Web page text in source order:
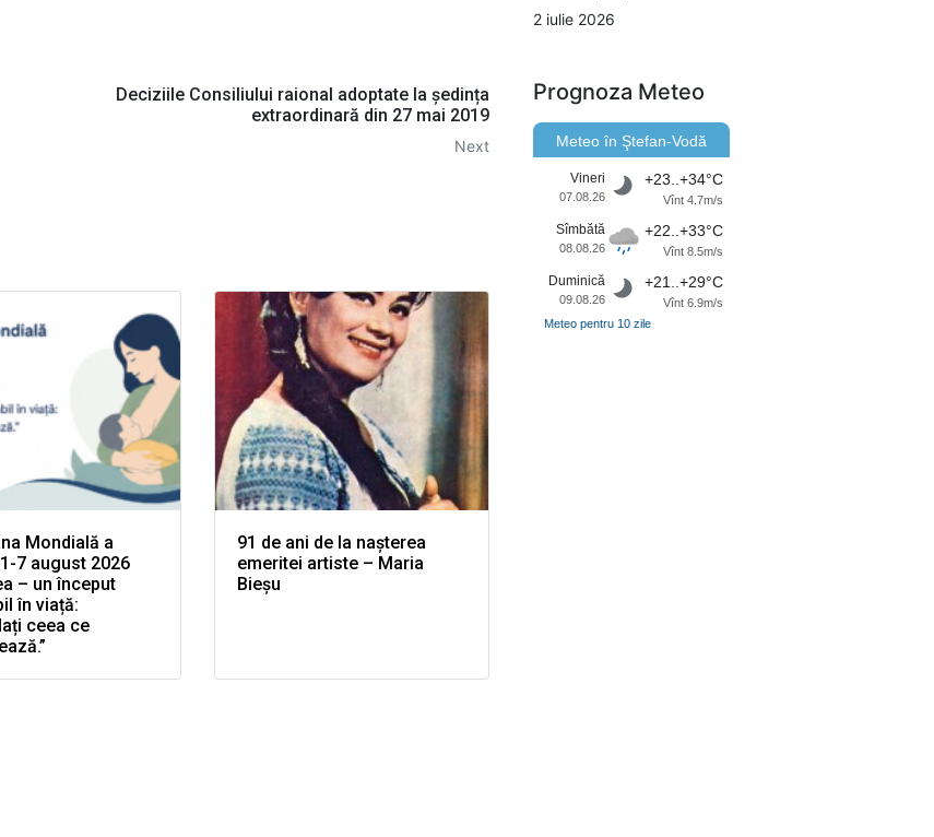
Deciziile Consiliului raional adoptate la ședința
extraordinară din 27 mai 2019
Next
Mondială a
7 august 2026
– un început
în viață:
ceea ce
91 de ani de la nașterea
emeritei artiste – Maria
Bieșu
2 iulie 2026
Prognoza Meteo
Meteo în Ştefan-Vodă
Vineri
07.08.26
+23..+34°C
Vînt 4.7m/s
Sîmbătă
08.08.26
+22..+33°C
Vînt 8.5m/s
Duminică
09.08.26
+21..+29°C
Vînt 6.9m/s
Meteo pentru 10 zile